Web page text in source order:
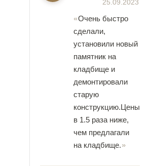
25.09.2023
Очень быстро
сделали,
установили новый
памятник на
кладбище и
демонтировали
старую
конструкцию.Цены
в 1.5 раза ниже,
чем предлагали
на кладбище.